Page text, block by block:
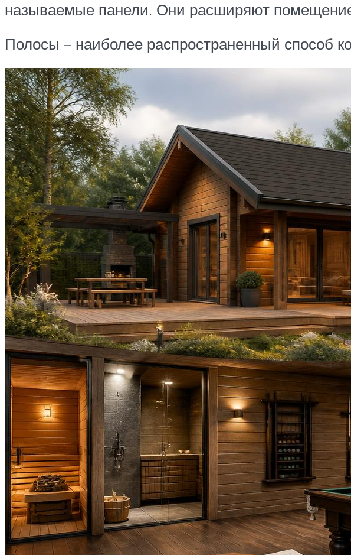
называемые панели. Они расширяют
Полосы – наиболее распространенный способ